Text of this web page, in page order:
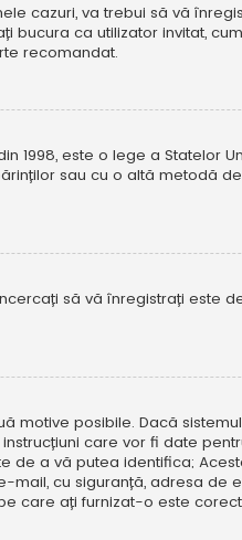
cazuri, va trebui să vă
ca utilizator invitat,
recomandat.
1998, este o lege a Statelor
sau cu o altă metodă
să vă înregistrați este
motive posibile. Dacă
care vor fi date
a vă putea identifica;
mail, cu siguranță, adresa
ați furnizat-o este